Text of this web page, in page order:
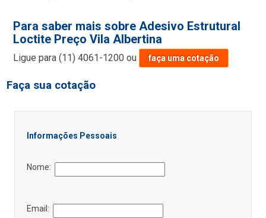
Para saber mais sobre Adesivo Estrutural
Loctite Preço Vila Albertina
Ligue para(11) 4061-1200 ou faça uma cotação
Faça sua cotação
Informações Pessoais
Nome:
Email: